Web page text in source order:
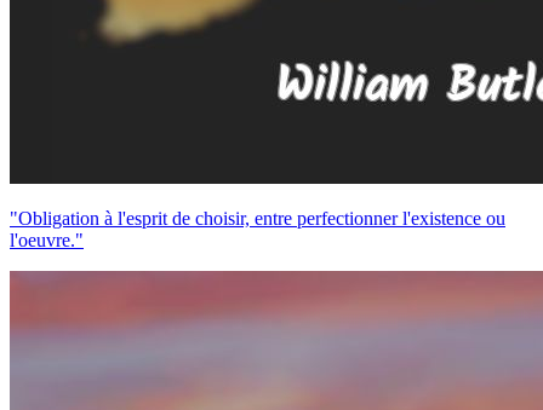
"Obligation à l'esprit de choisir, entre perfectionner l'existence ou
l'oeuvre."